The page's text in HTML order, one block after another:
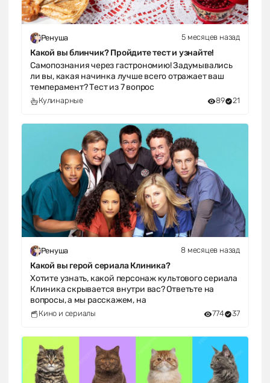
Ренуша 5 месяцев назад
Какой вы блинчик? Пройдите тест и узнайте!
Самопознания через гастрономию! Задумывались
ли вы, какая начинка лучше всего отражает ваш
темперамент? Тест из 7 вопрос
Кулинарные 89 21
Ренуша 8 месяцев назад
Какой вы герой сериала Клиника?
Хотите узнать, какой персонаж культового сериала
Клиника скрывается внутри вас? Ответьте на
вопросы, а мы расскажем, на
Кино и сериалы 774 37